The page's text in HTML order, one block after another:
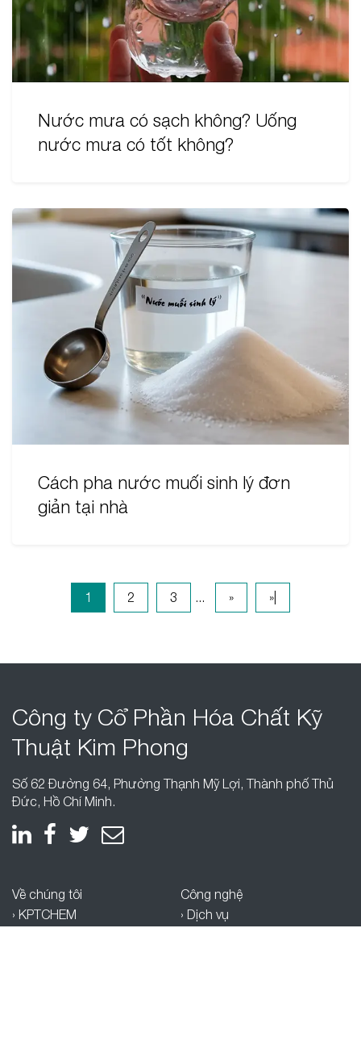
Nước mưa có sạch không? Uống
nước mưa có tốt không?
Cách pha nước muối sinh lý đơn
giản tại nhà
1 2 3 ... » »|
Công ty Cổ Phần Hóa Chất Kỹ
Thuật Kim Phong
Số 62 Đường 64, Phường Thạnh Mỹ Lợi, Thành phố Thủ
Đức, Hồ Chí Minh.
Về chúng tôi
› KPTCHEM
Công nghệ
› Dịch vụ